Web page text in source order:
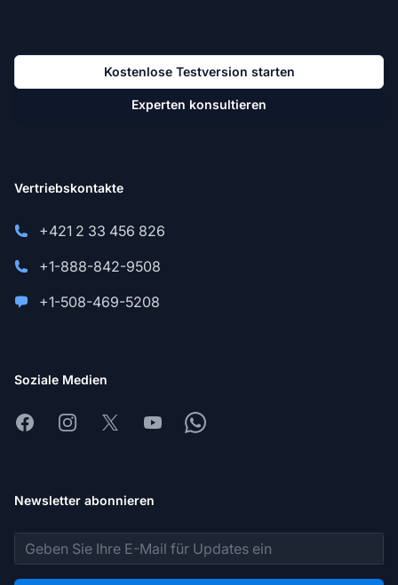
Kostenlose Testversion starten
Experten konsultieren
Vertriebskontakte
+421 2 33 456 826
+1-888-842-9508
+1-508-469-5208
Soziale Medien
FacebookInstagram
X YoutubeWhatsapp
Newsletter abonnieren
E-Mail-Adresse